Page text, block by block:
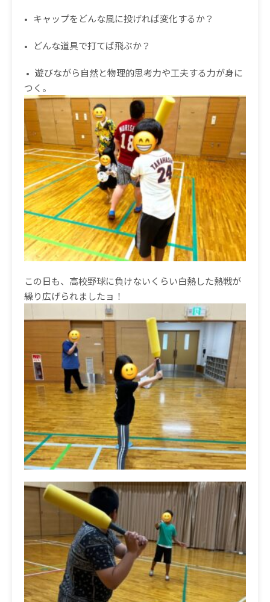
• キャップをどんな風に投げれば変化するか？
• どんな道具で打てば飛ぶか？
• 遊びながら自然と物理的思考力や工夫する力が身に
つく。
この日も、高校野球に負けないくらい白熱した熱戦が
繰り広げられましたョ！